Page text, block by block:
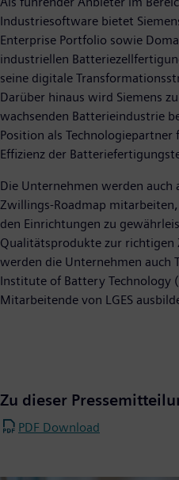
Industriesoftware bietet
Enterprise Portfolio sowie
industriellen
seine digitale
Darüber hinaus wird Siemens
wachsenden Batterieindustrie
Position als
Effizienz der
Die Unternehmen werden auch
Zwillings-Roadmap
den Einrichtungen zu
Qualitätsprodukte zur richtigen
werden die Unternehmen auch
Institute of Battery Technology
Mitarbeitende von LGES
Zu dieser
PDF Download